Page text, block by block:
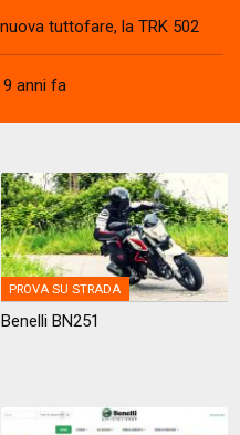
tuttofare, la TRK 502
9 anni fa
PROVA SU STRADA
Benelli BN251